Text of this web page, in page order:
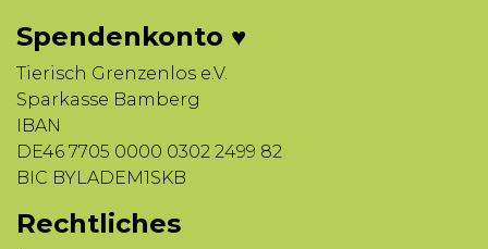
Spendenkonto ♥
Tierisch Grenzenlos e.V.
Sparkasse Bamberg
IBAN
DE46 7705 0000 0302 2499 82
BIC BYLADEM1SKB
Rechtliches